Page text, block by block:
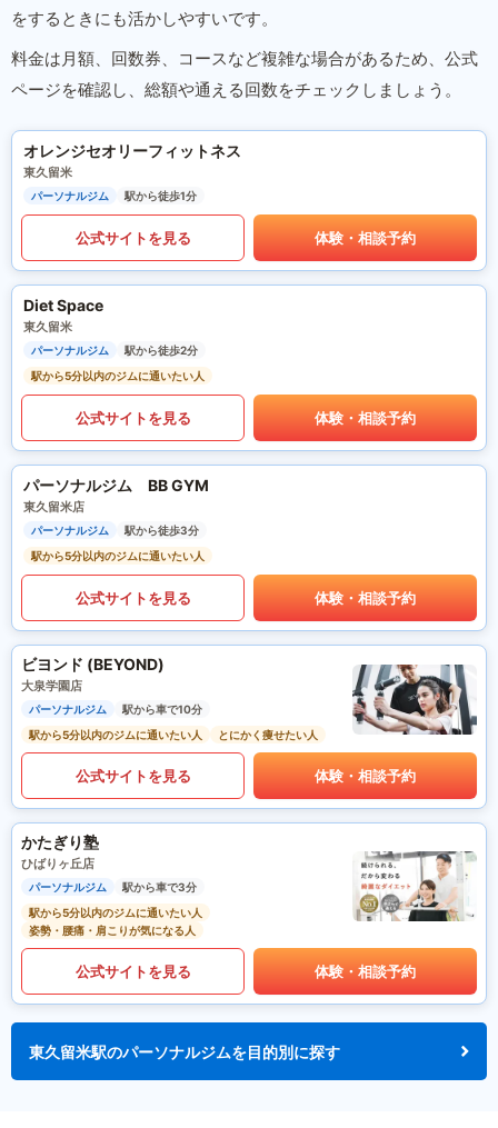
をするときにも活かしやすいです。
料金は月額、回数券、コースなど複雑な場合があるため、公式
ページを確認し、総額や通える回数をチェックしましょう。
オレンジセオリーフィットネス
東久留米
パーソナルジム 駅から徒歩1分
公式サイトを見る 体験・相談予約
Diet Space
東久留米
パーソナルジム
駅から徒歩2分
駅から5分以内のジムに通いたい人
公式サイトを見る 体験・相談予約
パーソナルジム BB GYM
東久留米店
パーソナルジム
駅から徒歩3分
駅から5分以内のジムに通いたい人
公式サイトを見る 体験・相談予約
ビヨンド (BEYOND)
大泉学園店
パーソナルジム
駅から車で10分
駅から5分以内のジムに通いたい人
とにかく痩せたい人
公式サイトを見る 体験・相談予約
かたぎり塾
ひばりヶ丘店
パーソナルジム
駅から車で3分
駅から5分以内のジムに通いたい人
姿勢・腰痛・肩こりが気になる人
公式サイトを見る 体験・相談予約
東久留米駅のパーソナルジムを目的別に探す